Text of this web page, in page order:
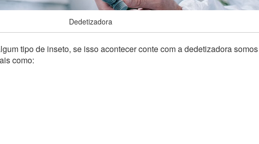
Dedetizadora
tipo de inseto, se isso acontecer conte com a dedetizadora
como: